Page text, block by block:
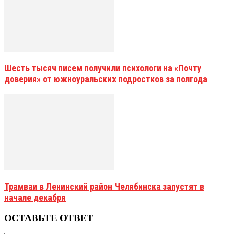
Шесть тысяч писем получили психологи на «Почту
доверия» от южноуральских подростков за полгода
Трамваи в Ленинский район Челябинска запустят в
начале декабря
ОСТАВЬТЕ ОТВЕТ